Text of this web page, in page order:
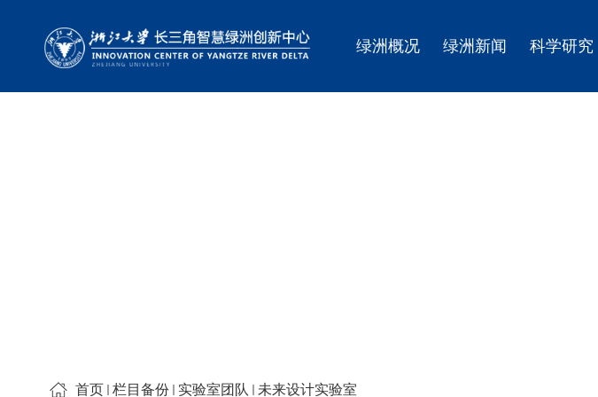
绿洲概况 绿洲新闻 科学研究
首页 栏目备份 实验室团队 未来设计实验室